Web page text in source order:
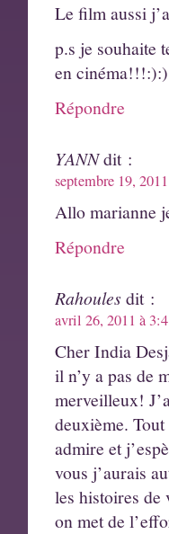
Le film aussi
p.s je souhaite
en
Répondre
YANNdit :
septembre 19,
Allo marianne
Répondre
Rahoulesdit :
avril 26, 2011 à
Cher India
il n’y a pas de
merveilleux!
deuxième.
admire et
vous j’aurais
les histoires de
on met de